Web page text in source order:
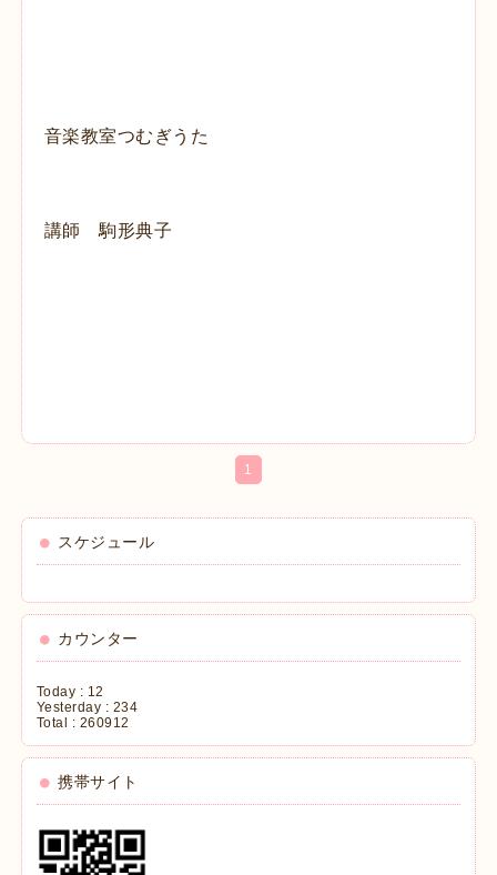
音楽教室つむぎうた
講師 駒形典子
1
スケジュール
カウンター
Today : 12
Yesterday : 234
Total : 260912
携帯サイト